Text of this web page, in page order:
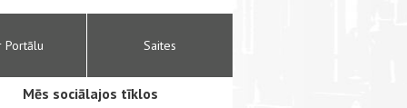
Portālu Saites
Mēs sociālajos tīklos